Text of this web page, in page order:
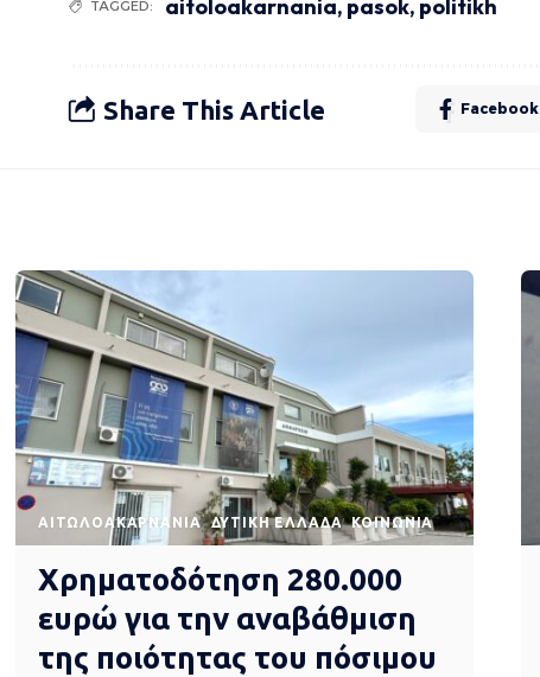
TAGGED: aitoloakarnania, pasok, politikh
Share This Article Facebook
AΙΤΩΛΟΑΚΑΡΝΑΝΊΑ ΔΥΤΙΚΉ ΕΛΛΆΔΑ ΚΟΙΝΩΝΊΑ
Χρηματοδότηση 280.000
ευρώ για την αναβάθμιση
της ποιότητας του πόσιμου